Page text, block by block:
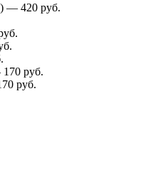
— 420 руб.
руб.
руб.